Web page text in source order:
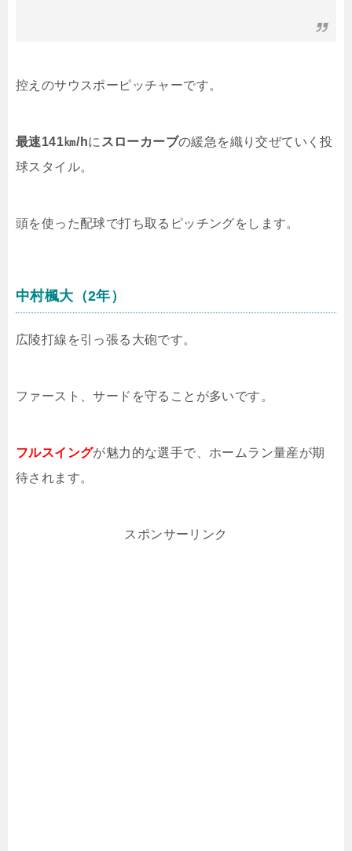
控えのサウスポーピッチャーです。
最速141㎞/hに スローカーブの緩急を織り交ぜていく投
球スタイル。
頭を使った配球で打ち取るピッチングをします。
中村楓大（2年）
広陵打線を引っ張る大砲です。
ファースト、サードを守ることが多いです。
フルスイングが魅力的な選手で、ホームラン量産が期
待されます。
スポンサーリンク